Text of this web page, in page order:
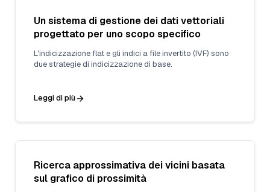
Un sistema di gestione dei dati vettoriali
progettato per uno scopo specifico
L'indicizzazione flat e gli indici a file invertito (IVF) sono
due strategie di indicizzazione di base.
Leggi di più
Ricerca approssimativa dei vicini basata
sul grafico di prossimità